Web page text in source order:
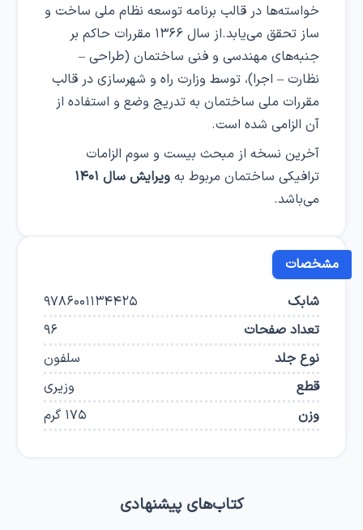
خواسته‌ها در قالب برنامه توسعه نظام ملی ساخت و
ساز تحقق می‌یابد.از سال ۱۳۶۶ مقررات حاکم بر
جنبه‌های مهندسی و فنی ساختمان (طراحی –
نظارت – اجرا)، توسط وزارت راه و شهرسازی در قالب
مقررات ملی ساختمان به تدریج وضع و استفاده از
آن الزامی شده است.
آخرین نسخه از مبحث بیست و سوم الزامات
ترافیکی ساختمان مربوط بهویرایش سال ۱۴۰۱
می‌باشد.
مشخصات
شابک
9786001134425
تعداد صفحات
96
نوع جلد
سلفون
قطع
وزیری
وزن
175 گرم
کتاب‌های پیشنهادی